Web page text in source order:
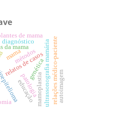
relatos de casos
da mama ultrassonografia mamária
métodos
patologia
mama
diagnóstico relações médico-paciente
genética
mamoplastia autoimagem
de mama
educação